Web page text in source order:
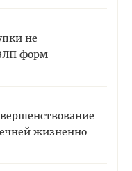
не
форм
жизненно